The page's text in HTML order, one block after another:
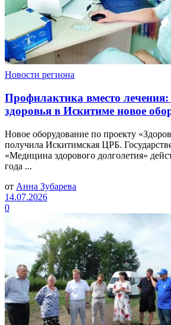
Новости региона
Профилактика вместо
здоровья в Искитиме новое
Новое оборудование по проекту
получила Искитимская ЦРБ.
«Медицина здорового долголетия»
года ...
от Анна Зубарева
14.07.2026
0